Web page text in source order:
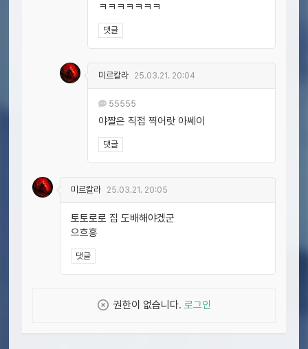
ㅋㅋㅋㅋㅋㅋㅋ
댓글
미르칼라 25.03.21. 20:04
55555
야짤은 직접 찍어랏 아쎄이
댓글
미르칼라 25.03.21. 20:05
토토로로 집 도배해야겠군
으흐흥
댓글
권한이 없습니다. 로그인